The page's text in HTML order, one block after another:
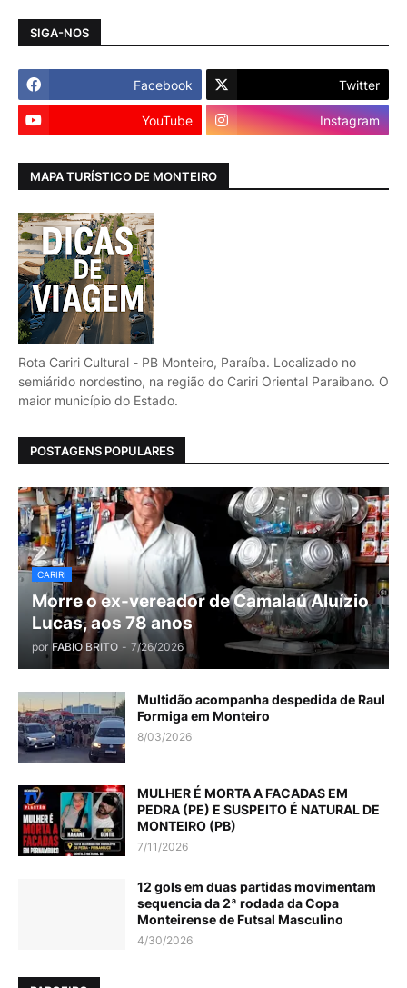
SIGA-NOS
Facebook Twitter
YouTube Instagram
MAPA TURÍSTICO DE MONTEIRO
Rota Cariri Cultural - PB Monteiro, Paraíba. Localizado no
semiárido nordestino, na região do Cariri Oriental Paraibano. O
maior município do Estado.
POSTAGENS POPULARES
CARIRI
Morre o ex-vereador de Camalaú Aluízio
Lucas, aos 78 anos
por FABIO BRITO - 7/26/2026
Multidão acompanha despedida de Raul
Formiga em Monteiro
8/03/2026
MULHER É MORTA A FACADAS EM
PEDRA (PE) E SUSPEITO É NATURAL DE
MONTEIRO (PB)
7/11/2026
12 gols em duas partidas movimentam
sequencia da 2ª rodada da Copa
Monteirense de Futsal Masculino
4/30/2026